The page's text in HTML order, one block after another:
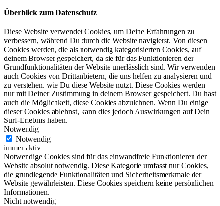
Überblick zum Datenschutz
Diese Website verwendet Cookies, um Deine Erfahrungen zu
verbessern, während Du durch die Website navigierst. Von diesen
Cookies werden, die als notwendig kategorisierten Cookies, auf
deinem Browser gespeichert, da sie für das Funktionieren der
Grundfunktionalitäten der Website unerlässlich sind. Wir verwenden
auch Cookies von Drittanbietern, die uns helfen zu analysieren und
zu verstehen, wie Du diese Website nutzt. Diese Cookies werden
nur mit Deiner Zustimmung in deinem Browser gespeichert. Du hast
auch die Möglichkeit, diese Cookies abzulehnen. Wenn Du einige
dieser Cookies ablehnst, kann dies jedoch Auswirkungen auf Dein
Surf-Erlebnis haben.
Notwendig
Notwendig
immer aktiv
Notwendige Cookies sind für das einwandfreie Funktionieren der
Website absolut notwendig. Diese Kategorie umfasst nur Cookies,
die grundlegende Funktionalitäten und Sicherheitsmerkmale der
Website gewährleisten. Diese Cookies speichern keine persönlichen
Informationen.
Nicht notwendig